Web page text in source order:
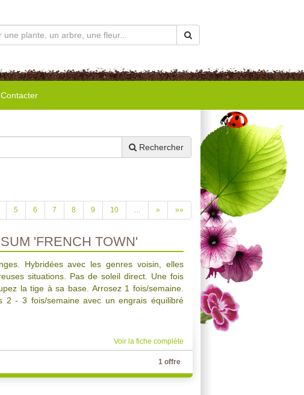
Rechercher
5 6 7 8 9 10 … » »»
'FRENCH TOWN'
Hybridées avec les genres voisin, elles
situations. Pas de soleil direct. Une fois
la tige à sa base. Arrosez 1 fois/semaine.
2 - 3 fois/semaine avec un engrais équilibré
Voir la fiche complète
1 offre